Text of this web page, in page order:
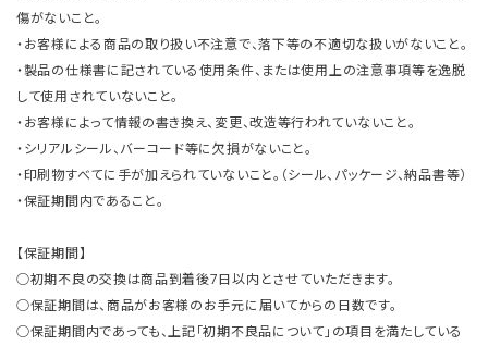
傷がないこと。
・お客様による商品の取り扱い不注意で、落下等の不適切な扱いがないこと。
・製品の仕様書に記されている使用条件、または使用上の注意事項等を逸脱
して使用されていないこと。
・お客様によって情報の書き換え、変更、改造等行われていないこと。
・シリアルシール、バーコード等に欠損がないこと。
・印刷物すべてに手が加えられていないこと。（シール、パッケージ、納品書等）
・保証期間内であること。
【保証期間】
○初期不良の交換は商品到着後7日以内とさせていただきます。
○保証期間は、商品がお客様のお手元に届いてからの日数です。
○保証期間内であっても、上記「初期不良品について」の項目を満たしている